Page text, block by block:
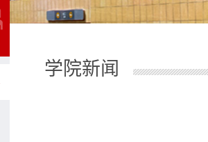
学院新闻